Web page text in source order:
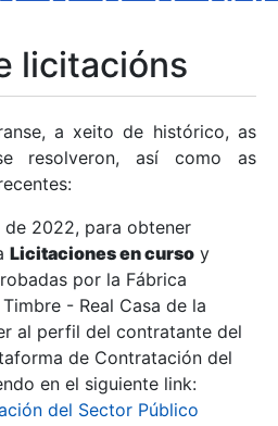
licitacións
a xeito de histórico, as
resolveron, así como as
2022, para obtener
Licitaciones en curso y
por la Fábrica
- Real Casa de la
al perfil del contratante del
de Contratación del
en el siguiente link:
del Sector Público